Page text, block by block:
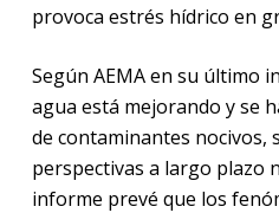
provoca estrés hídrico en
Según AEMA en su último
agua está mejorando y se
de contaminantes nocivos,
perspectivas a largo plazo
informe prevé que los